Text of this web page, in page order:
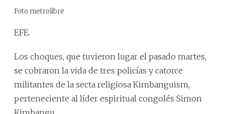
Foto metrolibre
EFE.
Los choques, que tuvieron lugar el pasado martes,
se cobraron la vida de tres policías y catorce
militantes de la secta religiosa Kimbanguism,
perteneciente al líder espiritual congolés Simon